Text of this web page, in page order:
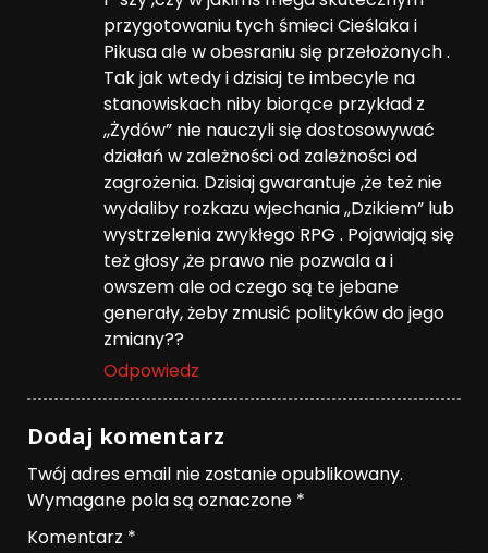
przygotowaniu tych śmieci Cieślaka i
Pikusa ale w obesraniu się przełożonych .
Tak jak wtedy i dzisiaj te imbecyle na
stanowiskach niby biorące przykład z
,,Żydów” nie nauczyli się dostosowywać
działań w zależności od zależności od
zagrożenia. Dzisiaj gwarantuje ,że też nie
wydaliby rozkazu wjechania ,,Dzikiem” lub
wystrzelenia zwykłego RPG . Pojawiają się
też głosy ,że prawo nie pozwala a i
owszem ale od czego są te jebane
generały, żeby zmusić polityków do jego
zmiany??
Odpowiedz
Dodaj komentarz
Twój adres email nie zostanie opublikowany.
Wymagane pola są oznaczone *
Komentarz *